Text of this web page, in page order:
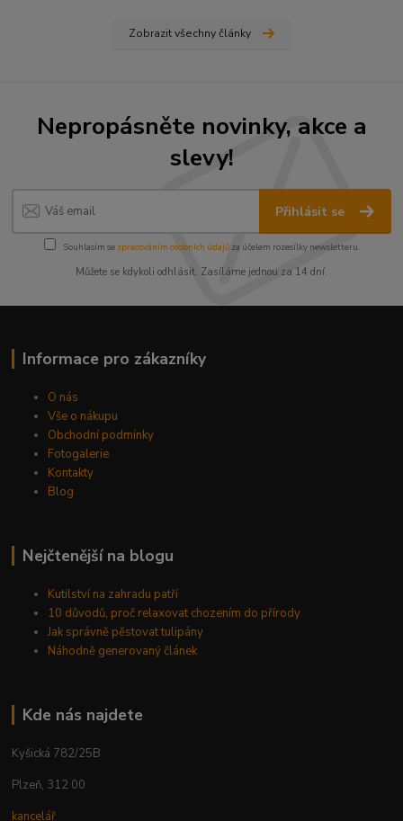
Zobrazit všechny články
Nepropásněte novinky, akce a
slevy!
Přihlásit se
Souhlasím se zpracováním osobních údajůza účelem rozesílky newsletteru.
Můžete se kdykoli odhlásit. Zasíláme jednou za 14 dní.
Informace pro zákazníky
O nás
Vše o nákupu
Obchodní podmínky
Fotogalerie
Kontakty
Blog
Nejčtenější na blogu
Kutilství na zahradu patří
10 důvodů, proč relaxovat chozením do přírody
Jak správně pěstovat tulipány
Náhodně generovaný článek
Kde nás najdete
Kyšická 782/25B
Plzeň, 312 00
kancelář